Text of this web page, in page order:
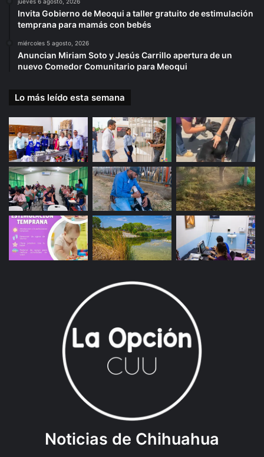
Invita Gobierno de Meoqui a taller gratuito de estimulación
temprana para mamás con bebés
miércoles 5 agosto, 2026
Anuncian Miriam Soto y Jesús Carrillo apertura de un
nuevo Comedor Comunitario para Meoqui
Lo más leído esta semana
Noticias de Chihuahua